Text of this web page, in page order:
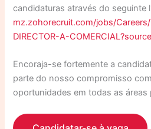
candidaturas através do seguinte
mz.zohorecruit.com/jobs/
DIRECTOR-A-
Encoraja-se fortemente a
parte do nosso compromisso
oportunidades em todas as áreas